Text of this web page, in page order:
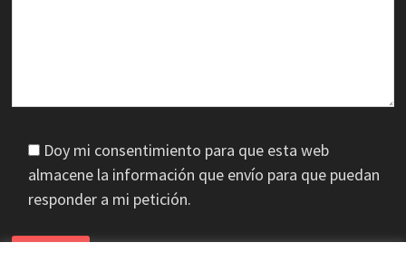
Doy mi consentimiento para que esta web
almacene la información que envío para que puedan
responder a mi petición.